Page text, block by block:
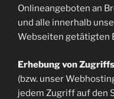
Onlineangeboten an
und alle innerhalb
Webseiten getätigten
Erhebung von
(bzw. unser
jedem Zugriff auf den